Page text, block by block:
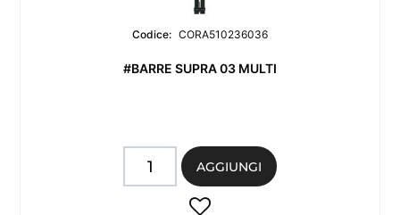
Codice: CORA510236036
#BARRE SUPRA 03 MULTI
Quantità
AGGIUNGI